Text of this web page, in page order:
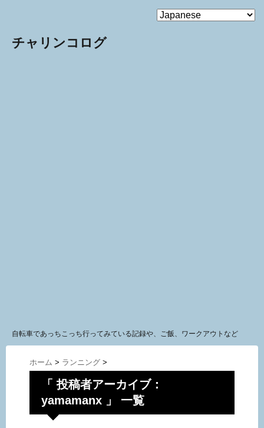
MENU
チャリンコログ
自転車であっちこっち行ってみている記録や、ご飯、ワークアウトなど
ホーム > ランニング >
「 投稿者アーカイブ：
yamamanx 」 一覧